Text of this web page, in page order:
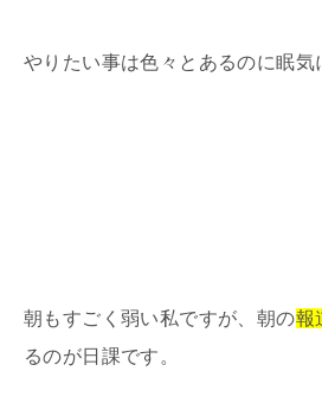
やりたい事は色々とあるのに眠気
朝もすごく弱い私ですが、朝の報
るのが日課です。